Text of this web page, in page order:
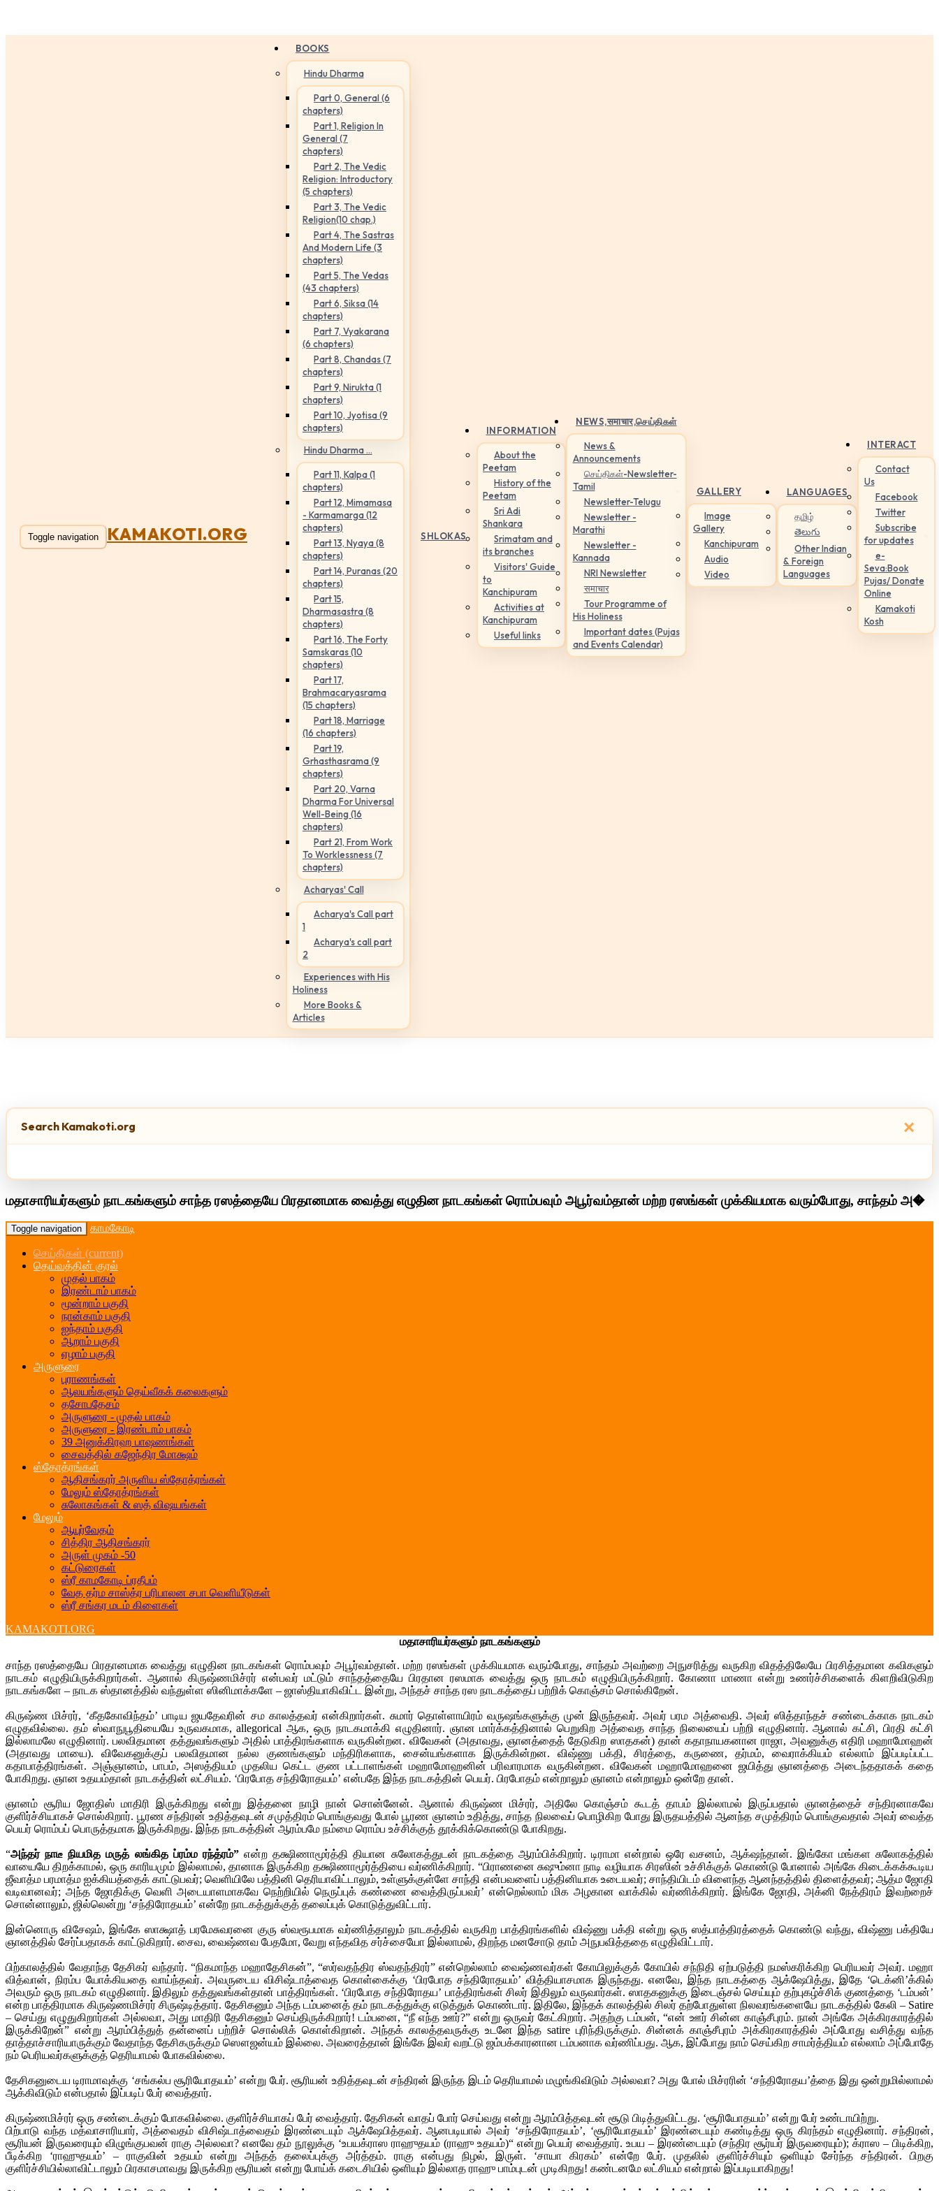
Toggle navigation KAMAKOTI.ORG
BOOKS
Hindu Dharma
Part 0, General (6
chapters)
Part 1, Religion In
General (7
chapters)
Part 2, The Vedic
Religion: Introductory
(5 chapters)
Part 3, The Vedic
Religion(10 chap.)
Part 4, The Sastras
And Modern Life (3
chapters)
Part 5, The Vedas
(43 chapters)
Part 6, Siksa (14
chapters)
Part 7, Vyakarana
(6 chapters)
Part 8, Chandas (7
chapters)
Part 9, Nirukta (1
chapters)
Part 10, Jyotisa (9
chapters)
Hindu Dharma ...
Part 11, Kalpa (1
chapters)
Part 12, Mimamasa
- Karmamarga (12
chapters)
Part 13, Nyaya (8
chapters)
Part 14, Puranas (20
chapters)
Part 15,
Dharmasastra (8
chapters)
Part 16, The Forty
Samskaras (10
chapters)
Part 17,
Brahmacaryasrama
(15 chapters)
Part 18, Marriage
(16 chapters)
Part 19,
Grhasthasrama (9
chapters)
Part 20, Varna
Dharma For Universal
Well-Being (16
chapters)
Part 21, From Work
To Worklessness (7
chapters)
Acharyas' Call
Acharya's Call part
1
Acharya's call part
2
Experiences with His
Holiness
More Books &
Articles
SHLOKAS
INFORMATION
About the
Peetam
History of the
Peetam
Sri Adi
Shankara
Srimatam and
its branches
Visitors' Guide
to
Kanchipuram
Activities at
Kanchipuram
Useful links
NEWS,समाचार,செய்திகள்
News &
Announcements
செய்திகள்-Newsletter-
Tamil
Newsletter-Telugu
Newsletter -
Marathi
Newsletter -
Kannada
NRI Newsletter
समाचार
Tour Programme of
His Holiness
Important dates (Pujas
and Events Calendar)
GALLERY
Image
Gallery
Kanchipuram
Audio
Video
LANGUAGES
தமிழ்
తెలుగు
Other Indian
& Foreign
Languages
INTERACT
Contact
Us
Facebook
Twitter
Subscribe
for updates
e-
Seva:Book
Pujas/ Donate
Online
Kamakoti
Kosh
×
Search Kamakoti.org
மதாசாரியர்களும் நாடகங்களும் சாந்த ரஸத்தையே பிரதானமாக வைத்து எழுதின நாடகங்கள் ரொம்பவும் அபூர்வம்தான் மற்ற ரஸங்கள் முக்கியமாக வரும்போது, சாந்தம் அ�
Toggle navigation காமகோடி
செய்திகள் (current)
தெய்வத்தின் குரல்
முதல் பாகம்
இரண்டாம் பாகம்
மூன்றாம் பகுதி
நான்காம் பகுதி
ஐந்தாம் பகுதி
ஆறாம் பகுதி
ஏழாம் பகுதி
அருளுரை
புராணங்கள்
ஆலயங்களும் தெய்வீகக் கலைகளும்
தசோபதேசம்
அருளுரை - முதல் பாகம்
அருளுரை - இரண்டாம் பாகம்
39 அனுக்கிரஹ பாஷணங்கள்
சைவத்தில் கஜேந்திர மோக்ஷம்
ஸ்தோத்ரங்கள்
ஆதிசங்கரர் அருளிய ஸ்தோத்ரங்கள்
மேலும் ஸ்தோத்ரங்கள்
சுலோகங்கள் & ஸத் விஷயங்கள்
மேலும்
ஆயுர்வேதம்
சித்திர ஆதிசங்கரர்
அருள் முகம் -50
கட்டுரைகள்
ஸ்ரீ காமகோடி ப்ரதீபம்
வேத தர்ம சாஸ்த்ர பரிபாலன சபா வெளியீடுகள்
ஸ்ரீ சங்கர மடம் கிளைகள்
KAMAKOTI.ORG
மதாசாரியர்களும் நாடகங்களும்
சாந்த ரஸத்தையே பிரதானமாக வைத்து எழுதின நாடகங்கள் ரொம்பவும் அபூர்வம்தான். மற்ற ரஸங்கள் முக்கியமாக வரும்போது, சாந்தம் அவற்றை அநுசரித்து வருகிற விதத்திலேயே பிரசித்தமான கவிகளும்
நாடகம் எழுதியிருக்கிறார்கள். ஆனால் கிருஷ்ணமிச்ரர் என்பவர் மட்டும் சாந்தத்தையே பிரதான ரஸமாக வைத்து ஒரு நாடகம் எழுதியிருக்கிறார். கோணா மாணா என்று உணர்ச்சிகளைக் கிளறிவிடுகிற
நாடகங்களே – நாடக ஸ்தானத்தில் வந்துள்ள ஸினிமாக்களே – ஜாஸ்தியாகிவிட்ட இன்று, அந்தச் சாந்த ரஸ நாடகத்தைப் பற்றிக் கொஞ்சம் சொல்கிறேன்.
கிருஷ்ண மிச்ரர், ‘கீதகோவிந்தம்’ பாடிய ஜயதேவரின் சம காலத்தவர் என்கிறார்கள். சுமார் தொள்ளாயிரம் வருஷங்களுக்கு முன் இருந்தவர். அவர் பரம அத்வைதி. அவர் ஸித்தாந்தச் சண்டைக்காக நாடகம்
எழுதவில்லை. தம் ஸ்வாநுபூதியையே உருவகமாக, allegorical ஆக, ஒரு நாடகமாக்கி எழுதினார். ஞான மார்க்கத்தினால் பெறுகிற அத்வைத சாந்த நிலையைப் பற்றி எழுதினார். ஆனால் கட்சி, பிரதி கட்சி
இல்லாமலே எழுதினார். பலவிதமான தத்துவங்களும் அதில் பாத்திரங்களாக வருகின்றன. விவேகன் (அதாவது, ஞானத்தைத் தேடுகிற ஸாதகன்) தான் கதாநாயகனான ராஜா, அவனுக்கு எதிரி மஹாமோஹன்
(அதாவது மாயை). விவேகனுக்குப் பலவிதமான நல்ல குணங்களும் மந்திரிகளாக, சைன்யங்களாக இருக்கின்றன. விஷ்ணு பக்தி, சிரத்தை, கருணை, தர்மம், வைராக்கியம் எல்லாம் இப்படிப்பட்ட
கதாபாத்திரங்கள். அஞ்ஞானம், பாபம், அஸத்தியம் முதலிய கெட்ட குண பட்டாளங்கள் மஹாமோஹனின் பரிவாரமாக வருகின்றன. விவேகன் மஹாமோஹனை ஜயித்து ஞானத்தை அடைந்ததாகக் கதை
போகிறது. ஞான உதயம்தான் நாடகத்தின் லட்சியம். ‘பிரபோத சந்திரோதயம்’ என்பதே இந்த நாடகத்தின் பெயர். பிரபோதம் என்றாலும் ஞானம் என்றாலும் ஒன்றே தான்.
ஞானம் சூரிய ஜோதிஸ் மாதிரி இருக்கிறது என்று இத்தனை நாழி நான் சொன்னேன். ஆனால் கிருஷ்ண மிச்ரர், அதிலே கொஞ்சம் கூடத் தாபம் இல்லாமல் இருப்பதால் ஞானத்தைச் சந்திரனாகவே
குளிர்ச்சியாகச் சொல்கிறார். பூரண சந்திரன் உதித்தவுடன் சமுத்திரம் பொங்குவது போல் பூரண ஞானம் உதித்து, சாந்த நிலவைப் பொழிகிற போது இருதயத்தில் ஆனந்த சமுத்திரம் பொங்குவதால் அவர் வைத்த
பெயர் ரொம்பப் பொருத்தமாக இருக்கிறது. இந்த நாடகத்தின் ஆரம்பமே நம்மை ரொம்ப உச்சிக்குத் தூக்கிக்கொண்டு போகிறது.
“அந்தர் நாடீ நியமித மருத் லங்கித ப்ரம்ம ரந்த்ரம்”என்ற தக்ஷிணாமூர்த்தி தியான சுலோகத்துடன் நாடகத்தை ஆரம்பிக்கிறார். டிராமா என்றால் ஒரே வசனம், ஆக்‌ஷந்தான். இங்கோ மங்கள சுலோகத்தில்
வாயையே திறக்காமல், ஒரு காரியமும் இல்லாமல், தானாக இருக்கிற தக்ஷிணாமூர்த்தியை வர்ணிக்கிறார். “பிராணனை சுஷும்னா நாடி வழியாக சிரஸின் உச்சிக்குக் கொண்டு போனால் அங்கே கிடைக்கக்கூடிய
ஜீவாத்ம பரமாத்ம ஐக்கியத்தைக் காட்டுபவர்; வெளியிலே பத்தினி தெரியாவிட்டாலும், உள்ளுக்குள்ளே சாந்தி என்பவளைப் பத்தினியாக உடையவர்; சாந்தியிடம் விளைந்த ஆனந்தத்தில் திளைத்தவர்; ஆத்ம ஜோதி
வடிவானவர்; அந்த ஜோதிக்கு வெளி அடையாளமாகவே நெற்றியில் நெருப்புக் கண்ணை வைத்திருப்பவர்’ என்றெல்லாம் மிக அழகான வாக்கில் வர்ணிக்கிறார். இங்கே ஜோதி, அக்னி நேத்திரம் இவற்றைச்
சொன்னாலும், ஜில்லென்று ‘சந்திரோதயம்’ என்றே நாடகத்துக்குத் தலைப்புக் கொடுத்துவிட்டார்.
இன்னொரு விசேஷம், இங்கே ஸாக்ஷாத் பரமேசுவரனை குரு ஸ்வரூபமாக வர்ணித்தாலும் நாடகத்தில் வருகிற பாத்திரங்களில் விஷ்ணு பக்தி என்று ஒரு ஸத்பாத்திரத்தைக் கொண்டு வந்து, விஷ்ணு பக்தியே
ஞானத்தில் சேர்ப்பதாகக் காட்டுகிறார். சைவ, வைஷ்ணவ பேதமோ, வேறு எந்தவித சர்ச்சையோ இல்லாமல், திறந்த மனசோடு தாம் அநுபவித்ததை எழுதிவிட்டார்.
பிற்காலத்தில் வேதாந்த தேசிகர் வந்தார். “நிகமாந்த மஹாதேசிகன்”, “ஸர்வதந்திர ஸ்வதந்திரர்” என்றெல்லாம் வைஷ்ணவர்கள் கோயிலுக்குக் கோயில் சந்நிதி ஏற்படுத்தி நமஸ்கரிக்கிற பெரியவர் அவர். மஹா
வித்வான், நிரம்ப யோக்கியதை வாய்ந்தவர். அவருடைய விசிஷ்டாத்வைத கொள்கைக்கு ‘பிரபோத சந்திரோதயம்’ வித்தியாசமாக இருந்தது. எனவே, இந்த நாடகத்தை ஆக்ஷேபித்து, இதே ‘டெக்னி’க்கில்
அவரும் ஒரு நாடகம் எழுதினார். இதிலும் தத்துவங்கள்தான் பாத்திரங்கள். ‘பிரபோத சந்திரோதய’ பாத்திரங்கள் சிலர் இதிலும் வருவார்கள். ஸாதகனுக்கு இடைஞ்சல் செய்யும் தற்புகழ்ச்சிக் குணத்தை ‘டம்பன்’
என்ற பாத்திரமாக கிருஷ்ணமிச்ரர் சிருஷ்டித்தார். தேசிகனும் அந்த டம்பனைத் தம் நாடகத்துக்கு எடுத்துக் கொண்டார். இதிலே, இந்தக் காலத்தில் சிலர் தற்போதுள்ள நிலவரங்களையே நாடகத்தில் கேலி – Satire
– செய்து எழுதுகிறார்கள் அல்லவா, அது மாதிரி தேசிகனும் செய்திருக்கிறார்! டம்பனை, “நீ எந்த ஊர்?” என்று ஒருவர் கேட்கிறார். அதற்கு டம்பன், “என் ஊர் சின்ன காஞ்சீபுரம். நான் அங்கே அக்கிரகாரத்தில்
இருக்கிறேன்” என்று ஆரம்பித்துத் தன்னைப் பற்றிச் சொல்லிக் கொள்கிறான். அந்தக் காலத்தவருக்கு உடனே இந்த satire புரிந்திருக்கும். சின்னக் காஞ்சீபுரம் அக்கிரகாரத்தில் அப்போது வசித்து வந்த
தாத்தாச்சாரியாருக்கும் வேதாந்த தேசிகருக்கும் ஸௌஜன்யம் இல்லை. அவரைத்தான் இங்கே இவர் வறட்டு ஜம்பக்காரனான டம்பனாக வர்ணிப்பது. ஆக, இப்போது நாம் செய்கிற சாமர்த்தியம் எல்லாம் அப்போதே
நம் பெரியவர்களுக்குத் தெரியாமல் போகவில்லை.
தேசிகனுடைய டிராமாவுக்கு ‘சங்கல்ப சூரியோதயம்’ என்று பேர். சூரியன் உதித்தவுடன் சந்திரன் இருந்த இடம் தெரியாமல் மழுங்கிவிடும் அல்லவா? அது போல் மிச்ரரின் ‘சந்திரோதய’த்தை இது ஒன்றுமில்லாமல்
ஆக்கிவிடும் என்பதால் இப்படிப் பேர் வைத்தார்.
கிருஷ்ணமிச்ரர் ஒரு சண்டைக்கும் போகவில்லை. குளிர்ச்சியாகப் பேர் வைத்தார். தேசிகன் வாதப் போர் செய்வது என்று ஆரம்பித்தவுடன் சூடு பிடித்துவிட்டது. ‘சூரியோதயம்’ என்று பேர் உண்டாயிற்று.
பிற்பாடு வந்த மத்வாசாரியார், அத்வைதம் விசிஷ்டாத்வைதம் இரண்டையும் ஆக்ஷேபித்தவர். ஆனபடியால் அவர் ‘சந்திரோதயம்’, ‘சூரியோதயம்’ இரண்டையும் கண்டித்து ஒரு கிரந்தம் எழுதினார். சந்திரன்,
சூரியன் இருவரையும் விழுங்குபவன் ராகு அல்லவா? எனவே தம் நூலுக்கு ‘உபயக்ராஸ ராஹுதயம் (ராஹு உதயம்)“ என்று பெயர் வைத்தார். உபய – இரண்டையும் (சந்திர சூர்யர் இருவரையும்); க்ராஸ – பிடிக்கிற,
பீடிக்கிற ‘ராஹுதயம்’ – ராகுவின் உதயம் என்று அந்தத் தலைப்புக்கு அர்த்தம். ராகு என்பது நிழல், இருள். ‘சாயா கிரகம்’ என்றே பேர். முதலில் குளிர்ச்சியும் ஒளியும் சேர்ந்த சந்திரன். பிறகு
குளிர்ச்சியில்லாவிட்டாலும் பிரகாசமாவது இருக்கிற சூரியன் என்று போய்க் கடைசியில் ஒளியும் இல்லாத ராஹு பாம்புடன் முடிகிறது! கண்டனமே லட்சியம் என்றால் இப்படியாகிறது!